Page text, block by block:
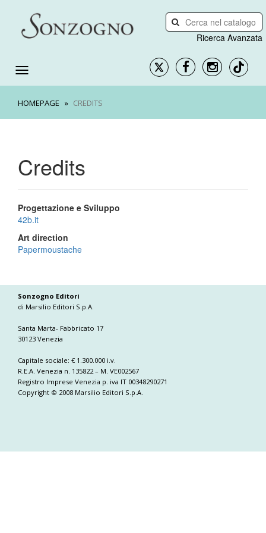
Ricerca Avanzata
HOMEPAGE CREDITS
Credits
Progettazione e Sviluppo
42b.it
Art direction
Papermoustache
Sonzogno Editori
di Marsilio Editori S.p.A.
Santa Marta- Fabbricato 17
30123 Venezia
Capitale sociale: € 1.300.000 i.v.
R.E.A. Venezia n. 135822 – M. VE002567
Registro Imprese Venezia p. iva IT 00348290271
Copyright © 2008 Marsilio Editori S.p.A.